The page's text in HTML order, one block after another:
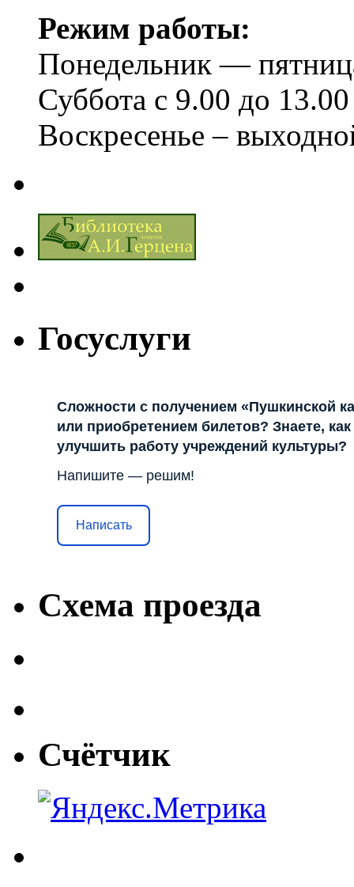
Режим работы:
Понедельник —
Суббота с 9.00 до 13.00
Воскресенье –
Госуслуги
Сложности с получением «Пушкинской
или приобретением билетов? Знаете, как
улучшить работу учреждений культуры?
Напишите — решим!
Написать
Схема проезда
Счётчик